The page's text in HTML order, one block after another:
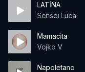
LATİNA
Sensei Luca
Mamacita
Vojko V
Napoletano